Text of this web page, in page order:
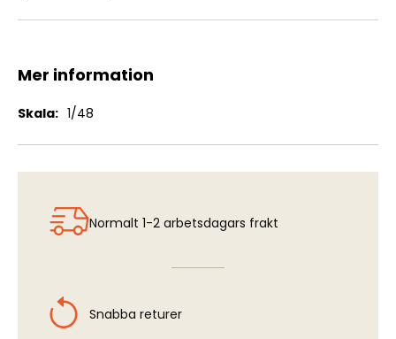
Mer information
Mer
1/48
Normalt 1-2 arbetsdagars frakt
Snabba returer